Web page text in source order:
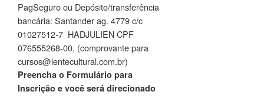
PagSeguro ou Depósito/transferência
bancária: Santander ag. 4779 c/c
01027512-7 HADJULIEN CPF
076555268-00, (comprovante para
cursos@lentecultural.com.br)
Preencha o Formulário para
Inscrição e você será direcionado